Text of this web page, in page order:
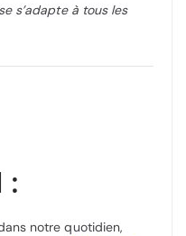
s’adapte à tous les
:
notre quotidien,